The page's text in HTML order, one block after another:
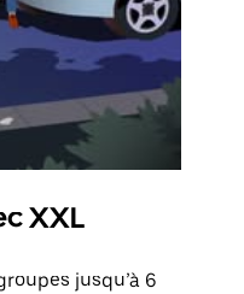
XXL
jusqu’à 6